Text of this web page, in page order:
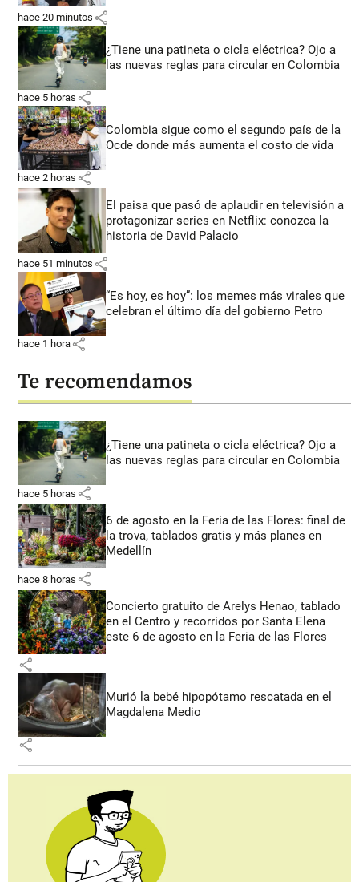
hace 20 minutos share
¿Tiene una patineta o cicla eléctrica? Ojo a
las nuevas reglas para circular en Colombia
hace 5 horas share
Colombia sigue como el segundo país de la
Ocde donde más aumenta el costo de vida
hace 2 horas share
El paisa que pasó de aplaudir en televisión a
protagonizar series en Netflix: conozca la
historia de David Palacio
hace 51 minutos share
“Es hoy, es hoy”: los memes más virales que
celebran el último día del gobierno Petro
hace 1 hora share
Te recomendamos
¿Tiene una patineta o cicla eléctrica? Ojo a
las nuevas reglas para circular en Colombia
hace 5 horas share
6 de agosto en la Feria de las Flores: final de
la trova, tablados gratis y más planes en
Medellín
hace 8 horas share
Concierto gratuito de Arelys Henao, tablado
en el Centro y recorridos por Santa Elena
este 6 de agosto en la Feria de las Flores
share
Murió la bebé hipopótamo rescatada en el
Magdalena Medio
share